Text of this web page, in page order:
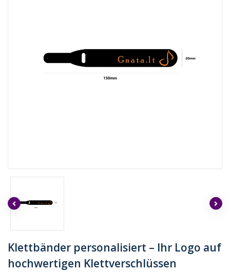
Klettbänder personalisiert – Ihr Logo auf
hochwertigen Klettverschlüssen